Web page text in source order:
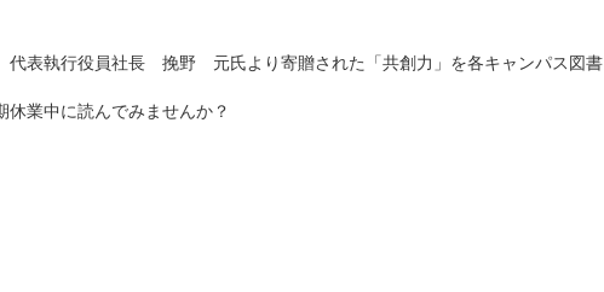
表執行役員社長 挽野 元氏より寄贈された「共創力」を各キャンパス図書
業中に読んでみませんか？